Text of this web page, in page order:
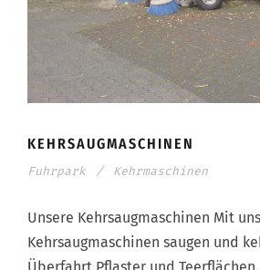
KEHRSAUGMASCHINEN
Fuhrpark / Kehrmaschinen
Unsere Kehrsaugmaschinen Mit
Kehrsaugmaschinen saugen und
Überfahrt Pflaster und